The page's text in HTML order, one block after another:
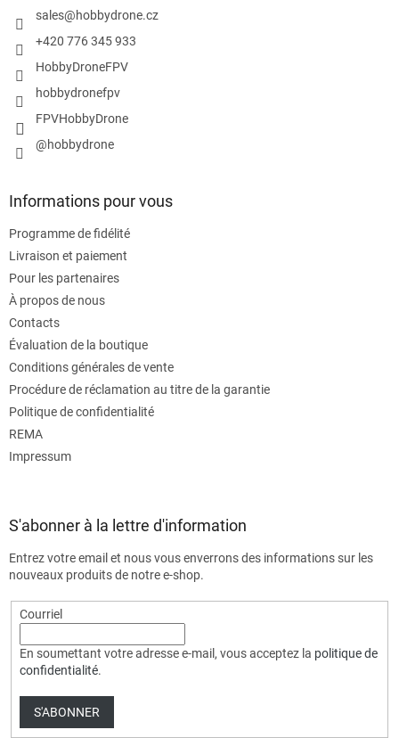
sales@hobbydrone.cz
+420 776 345 933
HobbyDroneFPV
hobbydronefpv
FPVHobbyDrone
@hobbydrone
Informations pour vous
Programme de fidélité
Livraison et paiement
Pour les partenaires
À propos de nous
Contacts
Évaluation de la boutique
Conditions générales de vente
Procédure de réclamation au titre de la garantie
Politique de confidentialité
REMA
Impressum
S'abonner à la lettre d'information
Entrez votre email et nous vous enverrons des informations sur les
nouveaux produits de notre e-shop.
Courriel
En soumettant votre adresse e-mail, vous acceptez la politique de
confidentialité.
S'ABONNER